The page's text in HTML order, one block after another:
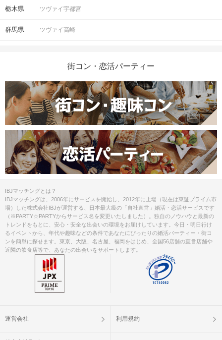
栃木県 ツヴァイ宇都宮
群馬県 ツヴァイ高崎
街コン・恋活パーティー
IBJマッチングとは？
IBJマッチングは、2006年にサービスを開始し、2012年に上場（現在は東証プライム市
場）した株式会社IBJが運営する、日本最大級の「自社直営」婚活・恋活サービスです
（※PARTY☆PARTYからサービス名を変更いたしました）。独自のノウハウと最新の
トレンドをもとに、安心・安全な出会いの環境をお届けしています。今日・明日行け
るイベントから、年代や趣味などの条件であなたにぴったりの婚活パーティー・街コ
ンを簡単に探せます。東京、大阪、名古屋、福岡をはじめ、全国56店舗の直営店舗や
近隣の飲食店等で、あなたの出会いをサポートします。
運営会社 利用規約